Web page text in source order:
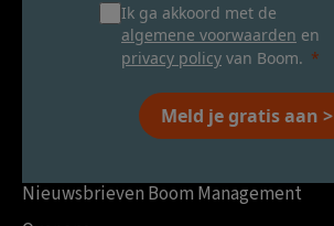
Ik ga akkoord met de
algemene voorwaarden en
privacy policy van Boom.
Meld je gratis aan >
Nieuwsbrieven Boom Management